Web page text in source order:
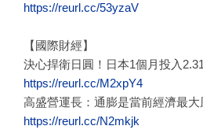
https://reurl.cc/53yzaV
【國際財經】
決心捍衛日圓！日本1個月投入
https://reurl.cc/M2xpY4
高盛營運長：通膨是當前經濟最大
https://reurl.cc/N2mkjk